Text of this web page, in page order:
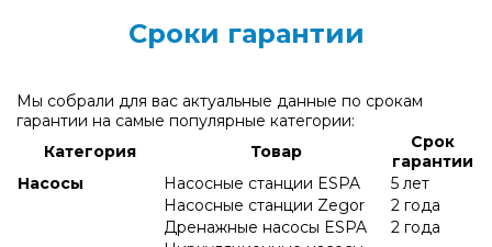
Сроки гарантии
Мы собрали для вас актуальные данные по срокам
гарантии на самые популярные категории:
Категория
Товар
Срок
гарантии
Насосы
Насосные станции ESPA
5 лет
Насосные станции Zegor
2 года
Дренажные насосы ESPA
2 года